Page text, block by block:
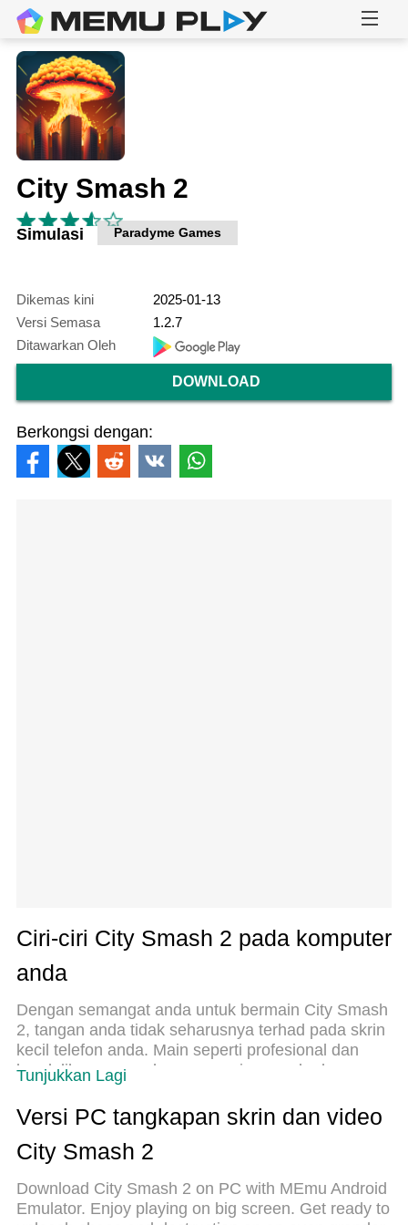
City Smash 2
Simulasi Paradyme Games
Dikemas kini
2025-01-13
Versi Semasa
1.2.7
Ditawarkan Oleh
DOWNLOAD
Berkongsi dengan:
Ciri-ciri City Smash 2 pada komputer
anda
Dengan semangat anda untuk bermain City Smash
2, tangan anda tidak seharusnya terhad pada skrin
kecil telefon anda. Main seperti profesional dan
kendalikan sepenuhnya permainan anda dengan
papan kekunci dan tetikus. MEmu menawarkan
semua perkara yang anda harapkan. Muat turun
dan mainkan City Smash 2 di PC. Main selagi anda
mahu, tidak ada batasan bateri, data mudah alih
baru adalah pilihan terbaik untuk bermain City
Smash 2 di PC. Disiapkan dengan kepakaran kami,
Tunjukkan Lagi
Versi PC tangkapan skrin dan video
City Smash 2
Download City Smash 2 on PC with MEmu Android
Emulator. Enjoy playing on big screen. Get ready to